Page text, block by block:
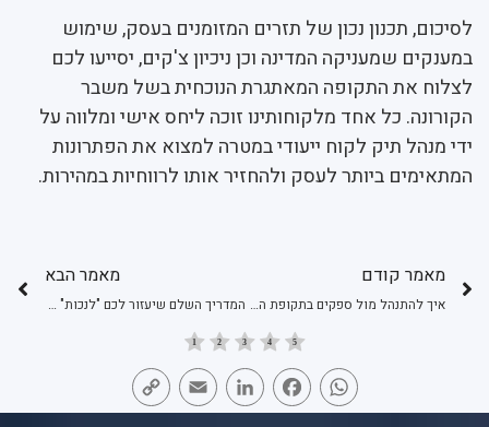
לסיכום, תכנון נכון של תזרים המזומנים בעסק, שימוש
במענקים שמעניקה המדינה וכן ניכיון צ'קים, יסייעו לכם
לצלוח את התקופה המאתגרת הנוכחית בשל משבר
הקורונה. כל אחד מלקוחותינו זוכה ליחס אישי ומלווה על
ידי מנהל תיק לקוח ייעודי במטרה למצוא את הפתרונות
המתאימים ביותר לעסק ולהחזיר אותו לרווחיות במהירות.
מאמר קודם
איך להתנהל מול ספקים בתקופת הקורונה?
מאמר הבא
המדריך השלם שיעזור לכם "לנכות" את השיק?
WhatsApp
Facebook
LinkedIn
Email
Link